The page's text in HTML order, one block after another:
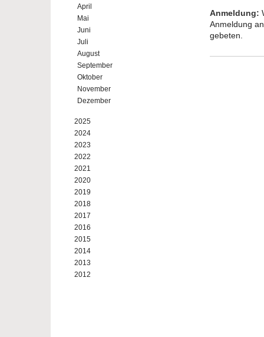
April
Mai
Juni
Juli
August
September
Oktober
November
Dezember
2025
2024
2023
2022
2021
2020
2019
2018
2017
2016
2015
2014
2013
2012
Anmeldung:
Anmeldung
gebeten.